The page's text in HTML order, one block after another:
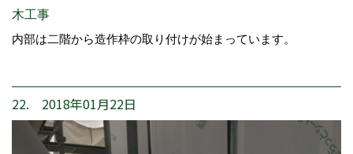
木工事
内部は二階から造作枠の取り付けが始まっています。
22. 2018年01月22日